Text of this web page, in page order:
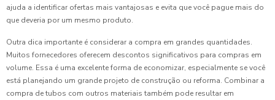
ajuda a identificar ofertas mais vantajosas e evita que você pague mais do
que deveria por um mesmo produto.
Outra dica importante é considerar a compra em grandes quantidades.
Muitos fornecedores oferecem descontos significativos para compras em
volume. Essa é uma excelente forma de economizar, especialmente se você
está planejando um grande projeto de construção ou reforma. Combinar a
compra de tubos com outros materiais também pode resultar em